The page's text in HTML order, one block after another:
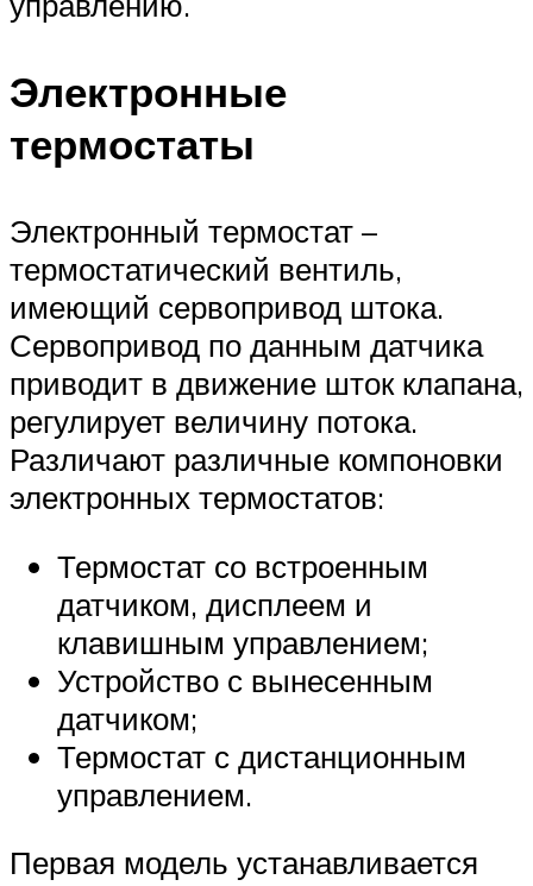
Электронные
термостаты
Электронный термостат –
термостатический вентиль,
имеющий сервопривод штока.
Сервопривод по данным датчика
приводит в движение шток клапана,
регулирует величину потока.
Различают различные компоновки
электронных термостатов:
Термостат со встроенным
датчиком, дисплеем и
клавишным управлением;
Устройство с вынесенным
датчиком;
Термостат с дистанционным
управлением.
Первая модель устанавливается